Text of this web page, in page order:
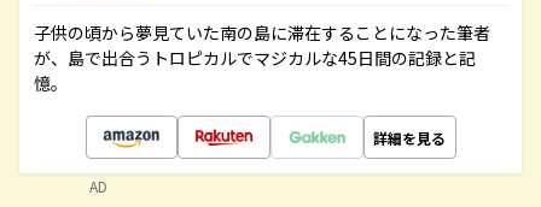
子供の頃から夢見ていた南の島に滞在することになった筆者
が、島で出合うトロピカルでマジカルな45日間の記録と記
憶。
詳細を見る
AD